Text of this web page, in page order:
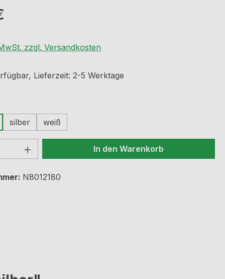
zzgl. Versandkosten
Lieferzeit: 2-5 Werktage
silber weiß
Anzahl: Gib den gewünschten Wert
In den Warenkorb
N8012180